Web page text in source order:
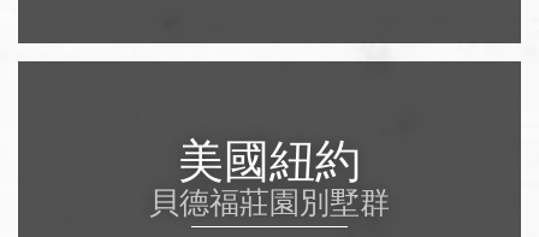
美國紐約
貝德福莊園別墅群